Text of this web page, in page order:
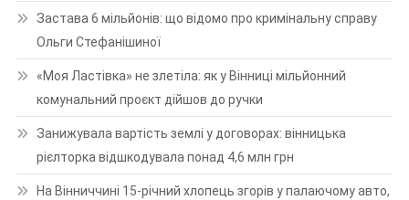
Застава 6 мільйонів: що відомо про кримінальну справу
Ольги Стефанішиної
«Моя Ластівка» не злетіла: як у Вінниці мільйонний
комунальний проєкт дійшов до ручки
Занижувала вартість землі у договорах: вінницька
рієлторка відшкодувала понад 4,6 млн грн
На Вінниччині 15-річний хлопець згорів у палаючому авто,